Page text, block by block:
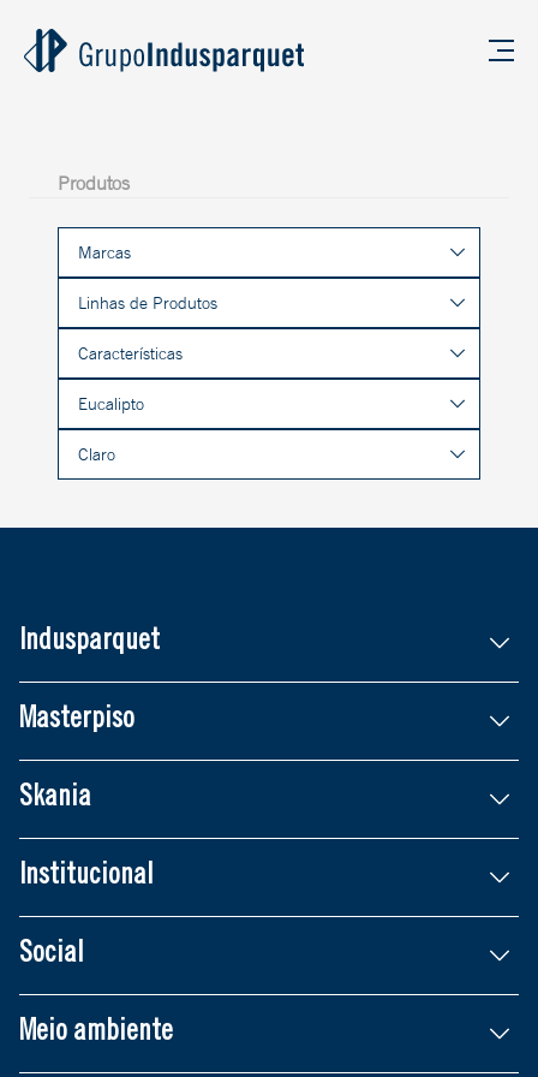
Produtos
Marcas
Linhas de Produtos
Características
Eucalipto
Claro
Indusparquet
Masterpiso
Skania
Institucional
Social
Meio ambiente